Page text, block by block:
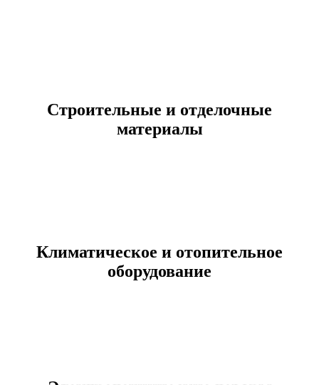
Строительные и отделочные
материалы
Климатическое и отопительное
оборудование